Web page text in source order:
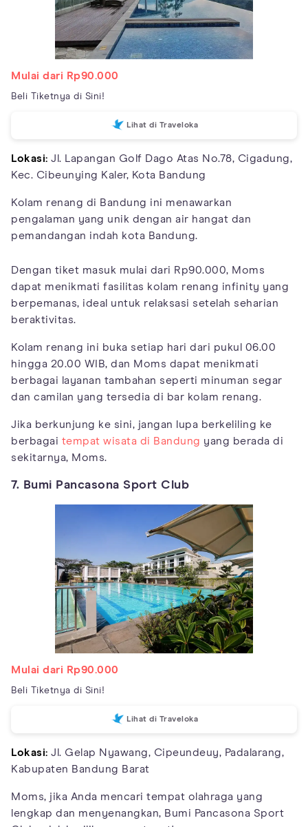
Mulai dari Rp90.000
Beli Tiketnya di Sini!
Lihat di Traveloka
Lokasi: Jl. Lapangan Golf Dago Atas No.78, Cigadung,
Kec. Cibeunying Kaler, Kota Bandung
Kolam renang di Bandung ini menawarkan
pengalaman yang unik dengan air hangat dan
pemandangan indah kota Bandung.
Dengan tiket masuk mulai dari Rp90.000, Moms
dapat menikmati fasilitas kolam renang infinity yang
berpemanas, ideal untuk relaksasi setelah seharian
beraktivitas.
Kolam renang ini buka setiap hari dari pukul 06.00
hingga 20.00 WIB, dan Moms dapat menikmati
berbagai layanan tambahan seperti minuman segar
dan camilan yang tersedia di bar kolam renang.
Jika berkunjung ke sini, jangan lupa berkeliling ke
berbagai tempat wisata di Bandung yang berada di
sekitarnya, Moms.
7. Bumi Pancasona Sport Club
Mulai dari Rp90.000
Beli Tiketnya di Sini!
Lihat di Traveloka
Lokasi: Jl. Gelap Nyawang, Cipeundeuy, Padalarang,
Kabupaten Bandung Barat
Moms, jika Anda mencari tempat olahraga yang
lengkap dan menyenangkan, Bumi Pancasona Sport